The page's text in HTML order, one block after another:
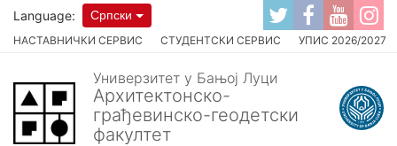
НАСТАВНИЧКИ СЕРВИС СТУДЕНТСКИ СЕРВИС УПИС 2026/2027
Language: Српски
Универзитет у Бањој Луци
Архитектонско-
грађевинско-геодетски
факултет